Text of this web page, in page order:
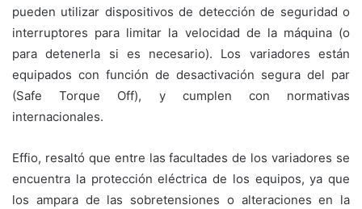
pueden utilizar dispositivos de detección de seguridad o
interruptores para limitar la velocidad de la máquina (o
para detenerla si es necesario). Los variadores están
equipados con función de desactivación segura del par
(Safe Torque Off), y cumplen con normativas
internacionales.
Effio, resaltó que entre las facultades de los variadores se
encuentra la protección eléctrica de los equipos, ya que
los ampara de las sobretensiones o alteraciones en la